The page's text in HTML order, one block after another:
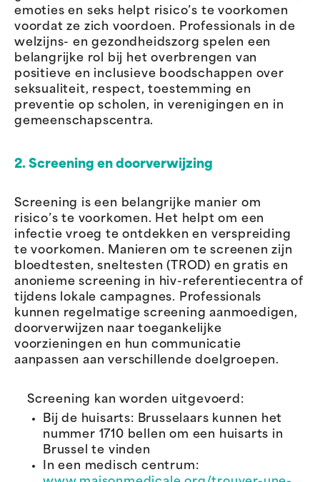
emoties en seks helpt risico’s te voorkomen
voordat ze zich voordoen. Professionals in de
welzijns- en gezondheidszorg spelen een
belangrijke rol bij het overbrengen van
positieve en inclusieve boodschappen over
seksualiteit, respect, toestemming en
preventie op scholen, in verenigingen en in
gemeenschapscentra.
2. Screening en doorverwijzing
Screening is een belangrijke manier om
risico’s te voorkomen. Het helpt om een
infectie vroeg te ontdekken en verspreiding
te voorkomen. Manieren om te screenen zijn
bloedtesten, sneltesten (TROD) en gratis en
anonieme screening in hiv-referentiecentra of
tijdens lokale campagnes. Professionals
kunnen regelmatige screening aanmoedigen,
doorverwijzen naar toegankelijke
voorzieningen en hun communicatie
aanpassen aan verschillende doelgroepen.
Screening kan worden uitgevoerd:
Bij de huisarts: Brusselaars kunnen het
nummer 1710 bellen om een huisarts in
Brussel te vinden
In een medisch centrum: